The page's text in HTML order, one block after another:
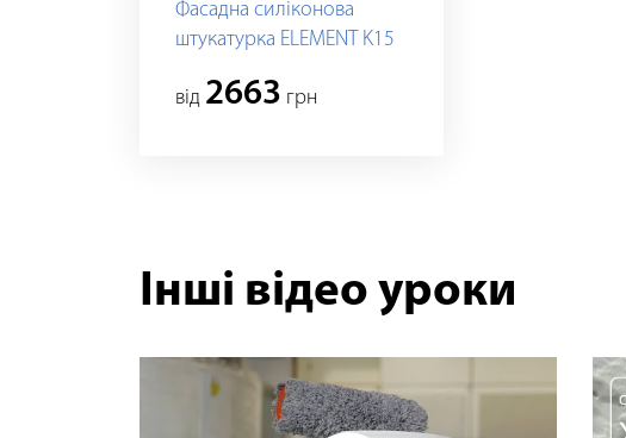
Фасадна силіконова
штукатурка ELEMENT K15
від 2663 грн
Інші відео уроки